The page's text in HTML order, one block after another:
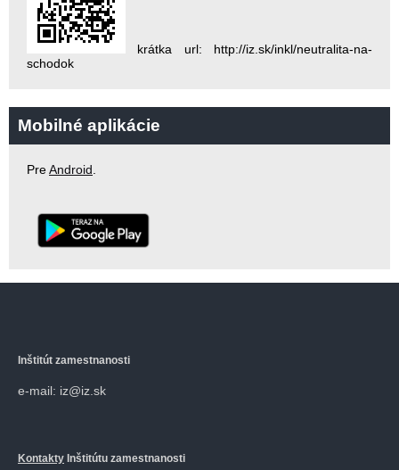
krátka url: http://iz.sk/inkl/neutralita-na-
schodok
Mobilné aplikácie
PreAndroid.
Inštitút zamestnanosti
e-mail: iz@iz.sk
Kontakty Inštitútu zamestnanosti